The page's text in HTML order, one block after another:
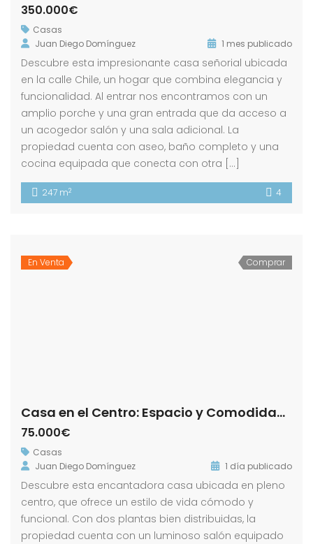
350.000€
Casas
Juan Diego Domínguez
1 mes publicado
Descubre esta impresionante casa señorial ubicada
en la calle Chile, un hogar que combina elegancia y
funcionalidad. Al entrar nos encontramos con un
amplio porche y una gran entrada que da acceso a
un acogedor salón y una sala adicional. La
propiedad cuenta con aseo, baño completo y una
cocina equipada que conecta con otra […]
247 m2 4
En Venta Comprar
Casa en el Centro: Espacio y Comodidad en Dos Plantas! Calle Cuesta Portillo !
75.000€
Casas
Juan Diego Domínguez
1 día publicado
Descubre esta encantadora casa ubicada en pleno
centro, que ofrece un estilo de vida cómodo y
funcional. Con dos plantas bien distribuidas, la
propiedad cuenta con un luminoso salón equipado